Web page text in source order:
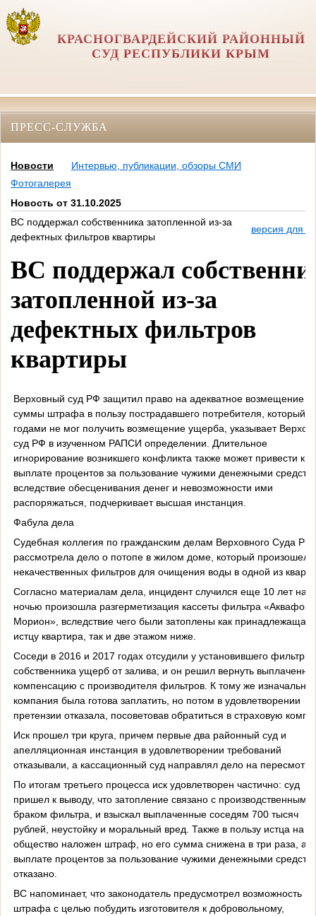
КРАСНОГВАРДЕЙСКИЙ РАЙОННЫЙ
СУД РЕСПУБЛИКИ КРЫМ
ПРЕСС-СЛУЖБА
Новости
Интервью, публикации, обзоры СМИ
Фотогалерея
Новость от 31.10.2025
ВС поддержал собственника затопленной из-за
дефектных фильтров квартиры
версия для
ВС поддержал
затопленной из-за
дефектных фильтров
квартиры
Верховный суд РФ защитил право на адекватное возмещение
суммы штрафа в пользу пострадавшего потребителя, который
годами не мог получить возмещение ущерба, указывает
суд РФ в изученном РАПСИ определении. Длительное
игнорирование возникшего конфликта также может привести к
выплате процентов за пользование чужими денежными
вследствие обесценивания денег и невозможности ими
распоряжаться, подчеркивает высшая инстанция.
Фабула дела
Судебная коллегия по гражданским делам Верховного Суда РФ
рассмотрела дело о потопе в жилом доме, который произошел
некачественных фильтров для очищения воды в одной из
Согласно материалам дела, инцидент случился еще 10 лет
ночью произошла разгерметизация кассеты фильтра «Аквафор
Морион», вследствие чего были затоплены как принадлежащая
истцу квартира, так и две этажом ниже.
Соседи в 2016 и 2017 годах отсудили у установившего фильтры
собственника ущерб от залива, и он решил вернуть
компенсацию с производителя фильтров. К тому же изначально
компания была готова заплатить, но потом в удовлетворении
претензии отказала, посоветовав обратиться в страховую
Иск прошел три круга, причем первые два районный суд и
апелляционная инстанция в удовлетворении требований
отказывали, а кассационный суд направлял дело на пересмотр.
По итогам третьего процесса иск удовлетворен частично: суд
пришел к выводу, что затопление связано с производственным
браком фильтра, и взыскал выплаченные соседям 700 тысяч
рублей, неустойку и моральный вред. Также в пользу истца на
общество наложен штраф, но его сумма снижена в три раза, а в
выплате процентов за пользование чужими денежными
отказано.
ВС напоминает, что законодатель предусмотрел возможность
штрафа с целью побудить изготовителя к добровольному,